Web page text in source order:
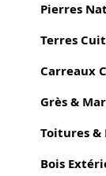
Pierres
Terres
Carreaux
Grès &
Toitures &
Bois